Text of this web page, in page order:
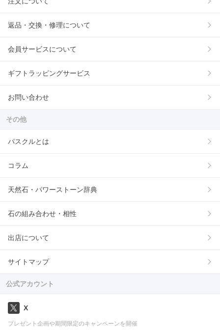
返品・交換・修理について
会員サービスについて
ギフトラッピングサービス
お問い合わせ
その他
パスクルとは
コラム
天然石・パワーストーン辞典
石の組み合わせ・相性
出店について
サイトマップ
公式アカウント
X
プレゼント企画や期間限定のキャンペーンを開催